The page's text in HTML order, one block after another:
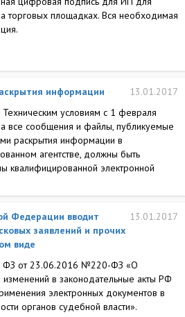
торговых площадках. Вся необходимая
13.01.2017
информации
Техническим условиям с 1 февраля
все сообщения и файлы, публикуемые
раскрытия информации в
агентстве, должны быть
квалифицированной электронной
13.01.2017
Федерации вводит
заявлений и прочих
виде
ФЗ от 23.06.2016 №220-ФЗ «О
изменений в законодательные акты РФ
электронных документов в
органов судебной власти».